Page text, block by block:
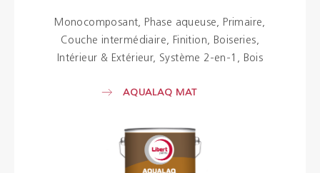
Monocomposant Phase aqueuse
Primaire
Couche intermédiaire
Finition
Boiseries
Intérieur & Extérieur
Système 2-en-1 Bois
AQUALAQ MAT